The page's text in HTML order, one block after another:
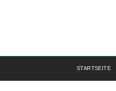
STARTSEITE